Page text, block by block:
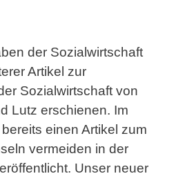
der Sozialwirtschaft
Artikel zur
Sozialwirtschaft von
Lutz erschienen. Im
einen Artikel zum
vermeiden in der
Unser neuer